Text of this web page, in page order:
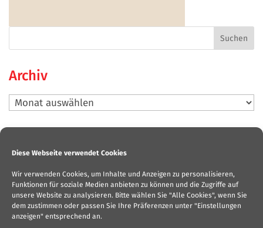
Diese Webseite verwendet Cookies
Wir verwenden Cookies, um Inhalte und Anzeigen zu personalisieren,
Funktionen für soziale Medien anbieten zu können und die Zugriffe auf
unsere Website zu analysieren. Bitte wählen Sie "Alle Cookies", wenn Sie
dem zustimmen oder passen Sie Ihre Präferenzen unter "Einstellungen
anzeigen" entsprechend an.
Archiv
Archiv
Beendet: Lyrik-Musik-Event „Aufgehorcht. Nicht nur
mein Mund kann sprechen“
OFFENES ATELIER andrea denis